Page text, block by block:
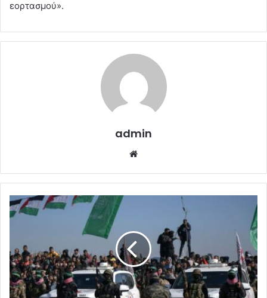
εορτασμού».
admin